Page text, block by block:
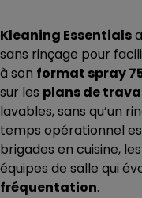
Kleaning Essentials
sans rinçage pour
à son format spray
sur les plans de
lavables, sans qu’un
temps opérationnel
brigades en cuisine,
équipes de salle qui
fréquentation.